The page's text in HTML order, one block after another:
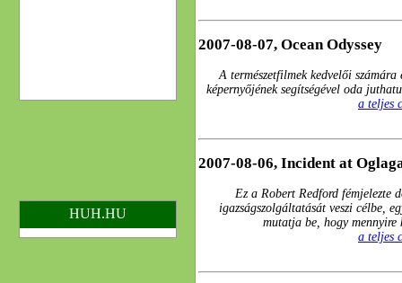
2007-08-07, Ocean Odyssey
A természetfilmek kedvelői számára
képernyőjének segítségével oda
a teljes
2007-08-06, Incident at
Ez a Robert Redford fémjelezte
igazságszolgáltatását veszi célbe,
mutatja be, hogy mennyire
a teljes
HUH.HU